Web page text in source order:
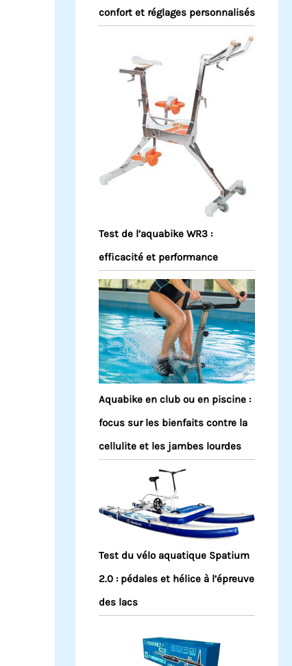
confort et réglages personnalisés
Test de l’aquabike WR3 :
efficacité et performance
Aquabike en club ou en piscine :
focus sur les bienfaits contre la
cellulite et les jambes lourdes
Test du vélo aquatique Spatium
2.0 : pédales et hélice à l’épreuve
des lacs